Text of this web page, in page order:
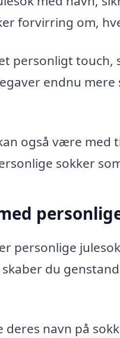
forvirring om,
personligt
endnu mere
også være med
sokker
personlige
du
deres navn på